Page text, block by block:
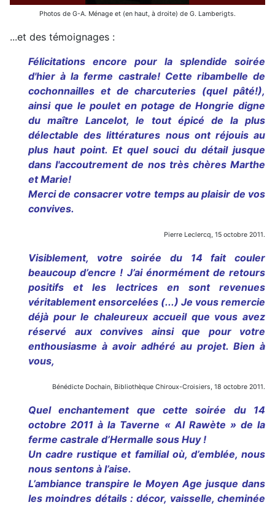
Photos de G-A. Ménage et (en haut, à droite) de G. Lamberigts.
...et des témoignages :
Félicitations encore pour la splendide soirée
d'hier à la ferme castrale! Cette ribambelle de
cochonnailles et de charcuteries (quel pâté!),
ainsi que le poulet en potage de Hongrie digne
du maître Lancelot, le tout épicé de la plus
délectable des littératures nous ont réjouis au
plus haut point. Et quel souci du détail jusque
dans l'accoutrement de nos très chères Marthe
et Marie!
Merci de consacrer votre temps au plaisir de vos
convives.
Pierre Leclercq, 15 octobre 2011.
Visiblement, votre soirée du 14 fait couler
beaucoup d’encre ! J’ai énormément de retours
positifs et les lectrices en sont revenues
véritablement ensorcelées (...) Je vous remercie
déjà pour le chaleureux accueil que vous avez
réservé aux convives ainsi que pour votre
enthousiasme à avoir adhéré au projet. Bien à
vous,
Bénédicte Dochain, Bibliothèque Chiroux-Croisiers, 18 octobre 2011.
Quel enchantement que cette soirée du 14
octobre 2011 à la Taverne « Al Rawète » de la
ferme castrale d’Hermalle sous Huy !
Un cadre rustique et familial où, d’emblée, nous
nous sentons à l’aise.
L’ambiance transpire le Moyen Age jusque dans
les moindres détails : décor, vaisselle, cheminée